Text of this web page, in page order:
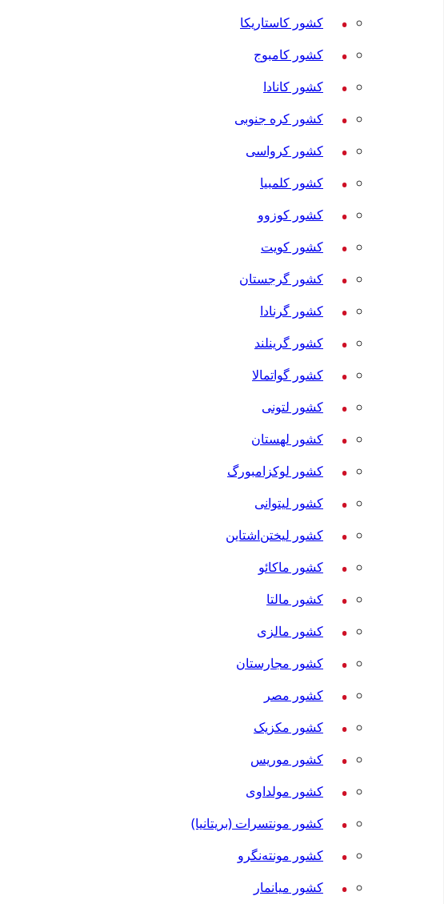
کشور کاستاریکا
کشور کامبوج
کشور کانادا
کشور کره جنوبی
کشور کرواسی
کشور کلمبیا
کشور کوزوو
کشور کویت
کشور گرجستان
کشور گرنادا
کشور گرینلند
کشور گواتمالا
کشور لتونی
کشور لهستان
کشور لوکزامبورگ
کشور لیتوانی
کشور لیختن‌اشتاین
کشور ماکائو
کشور مالتا
کشور مالزی
کشور مجارستان
کشور مصر
کشور مکزیک
کشور موریس
کشور مولداوی
کشور مونتسرات (بریتانیا)
کشور مونته‌نگرو
کشور میانمار